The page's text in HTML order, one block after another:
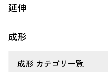
延伸
成形
成形 カテゴリ一覧